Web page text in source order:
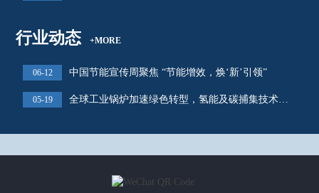
行业动态+MORE
06-12 中国节能宣传周聚焦 “节能增效，焕‘新’引领”
05-19 全球工业锅炉加速绿色转型，氢能及碳捕集技术成竞争新高地​